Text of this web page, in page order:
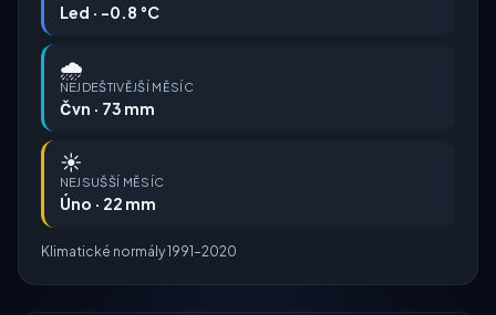
Led · -0.8 °C
🌧️
NEJDEŠTIVĚJŠÍ MĚSÍC
Čvn · 73 mm
☀️
NEJSUŠŠÍ MĚSÍC
Úno · 22 mm
Klimatické normály 1991–2020